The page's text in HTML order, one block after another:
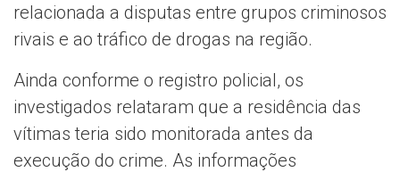
relacionada a disputas entre grupos criminosos
rivais e ao tráfico de drogas na região.
Ainda conforme o registro policial, os
investigados relataram que a residência das
vítimas teria sido monitorada antes da
execução do crime. As informações